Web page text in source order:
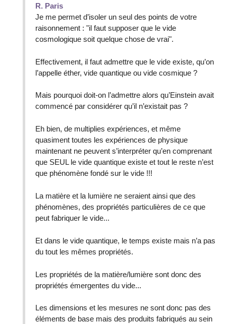
R. Paris
Je me permet d’isoler un seul des points de votre
raisonnement : "il faut supposer que le vide
cosmologique soit quelque chose de vrai".
Effectivement, il faut admettre que le vide existe, qu’on
l’appelle éther, vide quantique ou vide cosmique ?
Mais pourquoi doit-on l’admettre alors qu’Einstein avait
commencé par considérer qu’il n’existait pas ?
Eh bien, de multiplies expériences, et même
quasiment toutes les expériences de physique
maintenant ne peuvent s’interpréter qu’en comprenant
que SEUL le vide quantique existe et tout le reste n’est
que phénomène fondé sur le vide !!!
La matière et la lumière ne seraient ainsi que des
phénomènes, des propriétés particulières de ce que
peut fabriquer le vide...
Et dans le vide quantique, le temps existe mais n’a pas
du tout les mêmes propriétés.
Les propriétés de la matière/lumière sont donc des
propriétés émergentes du vide...
Les dimensions et les mesures ne sont donc pas des
éléments de base mais des produits fabriqués au sein